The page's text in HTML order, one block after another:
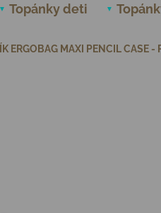
Topánky deti
ERGOBAG MAXI PENCIL CASE -